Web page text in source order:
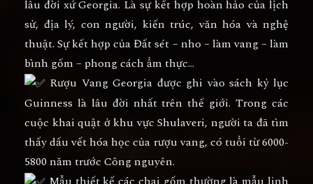
lâu đời xứ Georgia. Là sự kết hợp hoàn hảo của lịch
sử, địa lý, con người, kiến trúc, văn hóa và nghệ
thuật. Sự kết hợp của Đất sét – nho – làm vang – làm
bình gốm – phong cách ẩm thực…
Rượu Vang Georgia được ghi vào sách kỷ lục
Guinness là lâu đời nhất trên thế giới. Trong các
cuộc khai quật ở khu vực Shulaveri, người ta đã tìm
thấy dấu vết hóa học của rượu vang, có tuổi từ 6000-
5800 năm trước Công nguyên.